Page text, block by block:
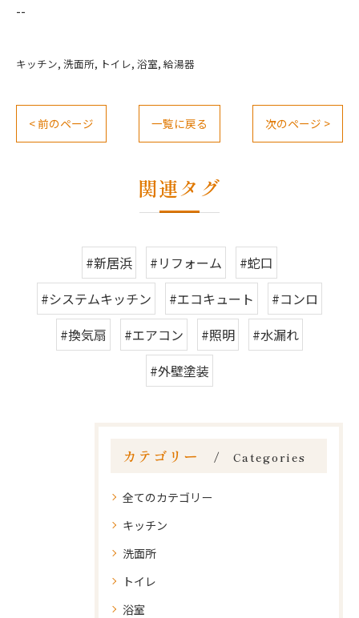
--
キッチン 洗面所 トイレ 浴室 給湯器
< 前のページ 一覧に戻る 次のページ >
関連タグ
#新居浜 #リフォーム
#蛇口
#システムキッチン
#エコキュート
#コンロ
#換気扇
#エアコン #照明
#水漏れ
#外壁塗装
カテゴリー Categories
全てのカテゴリー
キッチン
洗面所
トイレ
浴室